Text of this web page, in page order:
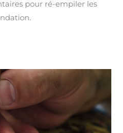
pour ré-empiler les